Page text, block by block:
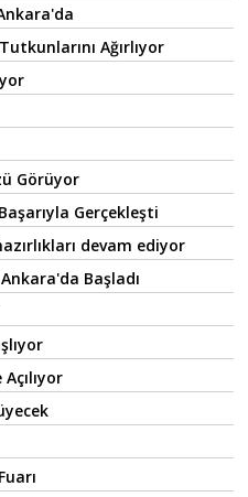
Ağırlıyor
Görüyor
Gerçekleşti
devam ediyor
Başladı